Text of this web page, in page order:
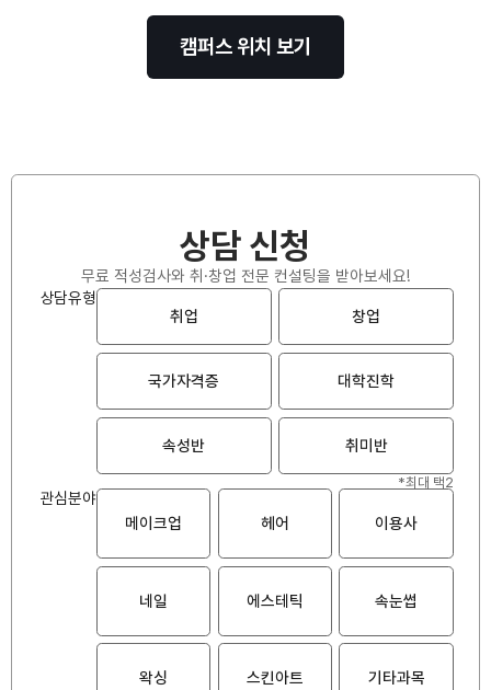
캠퍼스 위치 보기
상담 신청
무료 적성검사와 취·창업 전문 컨설팅을 받아보세요!
상담유형
취업
창업
국가자격증 대학진학
속성반 취미반
*최대 택2
관심분야
메이크업
헤어 이용사
네일 에스테틱 속눈썹
왁싱 스킨아트 기타과목